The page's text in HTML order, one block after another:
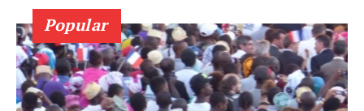
Popular